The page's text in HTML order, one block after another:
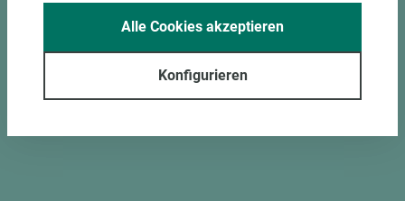
Konfigurieren
Alle Cookies akzeptieren